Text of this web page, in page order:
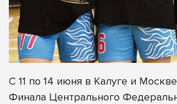
С 11 по 14 июня в Калуге и
Финала Центрального